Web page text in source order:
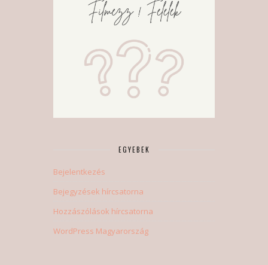
EGYEBEK
Bejelentkezés
Bejegyzések hírcsatorna
Hozzászólások hírcsatorna
WordPress Magyarország